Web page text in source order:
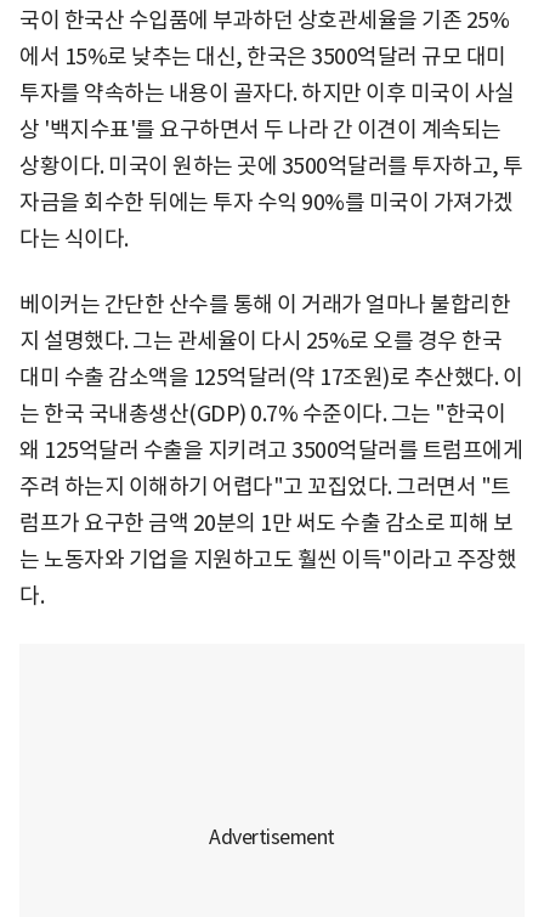
국이 한국산 수입품에 부과하던 상호관세율을 기존 25%
에서 15%로 낮추는 대신, 한국은 3500억달러 규모 대미
투자를 약속하는 내용이 골자다. 하지만 이후 미국이 사실
상 '백지수표'를 요구하면서 두 나라 간 이견이 계속되는
상황이다. 미국이 원하는 곳에 3500억달러를 투자하고, 투
자금을 회수한 뒤에는 투자 수익 90%를 미국이 가져가겠
다는 식이다.
베이커는 간단한 산수를 통해 이 거래가 얼마나 불합리한
지 설명했다. 그는 관세율이 다시 25%로 오를 경우 한국
대미 수출 감소액을 125억달러(약 17조원)로 추산했다. 이
는 한국 국내총생산(GDP) 0.7% 수준이다. 그는 "한국이
왜 125억달러 수출을 지키려고 3500억달러를 트럼프에게
주려 하는지 이해하기 어렵다"고 꼬집었다. 그러면서 "트
럼프가 요구한 금액 20분의 1만 써도 수출 감소로 피해 보
는 노동자와 기업을 지원하고도 훨씬 이득"이라고 주장했
다.